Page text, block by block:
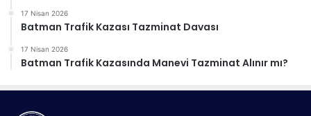
17 Nisan 2026
Batman Trafik Kazası Tazminat Davası
17 Nisan 2026
Batman Trafik Kazasında Manevi Tazminat Alınır mı?